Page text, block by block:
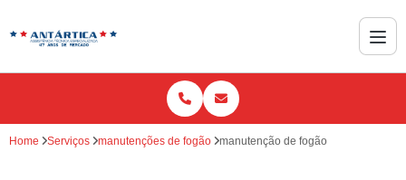
Home Serviços manutenções de fogão manutenção de fogão